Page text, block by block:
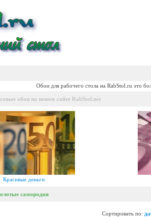
Обои для рабочего стола на RabStol.ru это
обои на новом сайте RabStol.net
Красивые деньги
самородки
Сортировать по: